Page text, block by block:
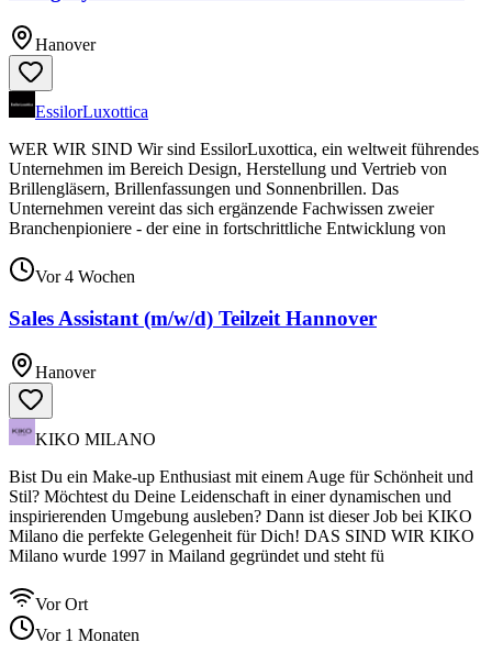
Hanover
EssilorLuxottica
WER WIR SIND Wir sind EssilorLuxottica, ein weltweit führendes
Unternehmen im Bereich Design, Herstellung und Vertrieb von
Brillengläsern, Brillenfassungen und Sonnenbrillen. Das
Unternehmen vereint das sich ergänzende Fachwissen zweier
Branchenpioniere - der eine in fortschrittliche Entwicklung von
Vor 4 Wochen
Sales Assistant (m/w/d) Teilzeit Hannover
Hanover
KIKO MILANO
Bist Du ein Make-up Enthusiast mit einem Auge für Schönheit und
Stil? Möchtest du Deine Leidenschaft in einer dynamischen und
inspirierenden Umgebung ausleben? Dann ist dieser Job bei KIKO
Milano die perfekte Gelegenheit für Dich! DAS SIND WIR KIKO
Milano wurde 1997 in Mailand gegründet und steht fü
Vor Ort
Vor 1 Monaten